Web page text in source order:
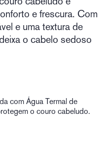
e frescura. Com
e uma textura de
o cabelo sedoso
com Água Termal de
o couro cabeludo.